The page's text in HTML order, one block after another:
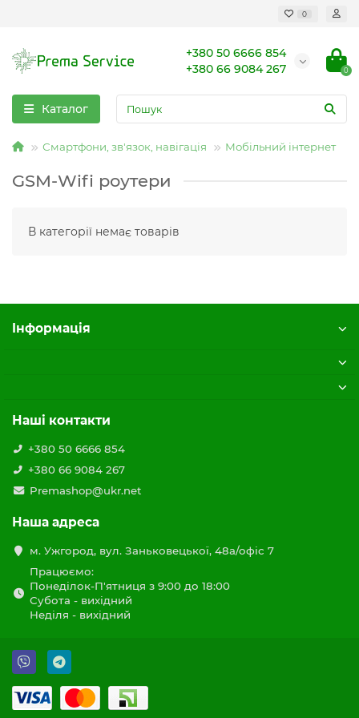
0
+380 50 6666 854
+380 66 9084 267
0
Каталог
Смартфони, зв'язок, навігація Мобільний інтернет
GSM-Wifi роутери
В категорії немає товарів
Iнформація
Наші контакти
+380 50 6666 854
+380 66 9084 267
Premashop@ukr.net
Наша адреса
м. Ужгород, вул. Заньковецької, 48а/офіс 7
Працюємо:
Понеділок-П'ятниця з 9:00 до 18:00
Субота - вихідний
Неділя - вихідний